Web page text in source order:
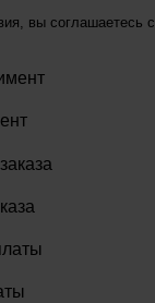
вы соглашаетесь с